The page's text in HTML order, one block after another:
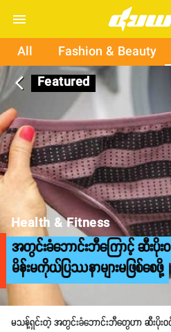
All Fashion & Beauty
Featured
arrow_back_ios
Health & Fitness
အတွင်းခံဘောင်းဘီကြောင့် ဆီးပိုး
မိန်းမကိုယ်ပြဿနာများမဖြစ်စေဖို့
မသန့်ရှင်းတဲ့ အတွင်းခံဘောင်းဘီတွေဟာ ဆီးပိုးဝ